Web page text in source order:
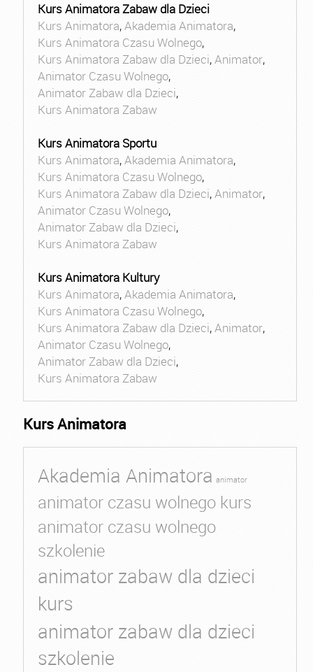
Kurs Animatora Zabaw dla Dzieci
Kurs Animatora,Akademia Animatora,
Kurs Animatora Czasu Wolnego,
Kurs Animatora Zabaw dla Dzieci,Animator,
Animator Czasu Wolnego,
Animator Zabaw dla Dzieci,
Kurs Animatora Zabaw
Kurs Animatora Sportu
Kurs Animatora,Akademia Animatora,
Kurs Animatora Czasu Wolnego,
Kurs Animatora Zabaw dla Dzieci,Animator,
Animator Czasu Wolnego,
Animator Zabaw dla Dzieci,
Kurs Animatora Zabaw
Kurs Animatora Kultury
Kurs Animatora,Akademia Animatora,
Kurs Animatora Czasu Wolnego,
Kurs Animatora Zabaw dla Dzieci,Animator,
Animator Czasu Wolnego,
Animator Zabaw dla Dzieci,
Kurs Animatora Zabaw
Kurs Animatora
Akademia Animatora animator
animator czasu wolnego kurs
animator czasu wolnego
szkolenie
animator zabaw dla dzieci
kurs
animator zabaw dla dzieci
szkolenie